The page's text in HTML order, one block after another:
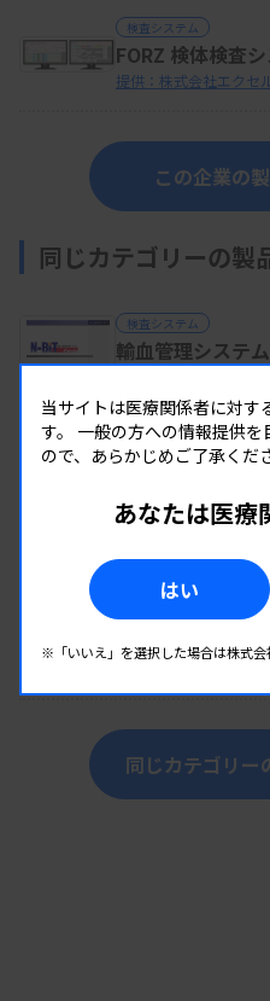
検査システム
FORZ 検体検査
提供：株式会社エクセ
この企業の
同じカテゴリーの製
検査システム
輸血管理システ
検査システム
バイオリンク５
提供：ノートウェア株
検査システム
POCT機器連携
同じカテゴリー
当サイトは医療関係者に対す
す。 一般の方への情報提供
ので、あらかじめご了承くだ
あなたは医療
はい
※「いいえ」を選択した場合は株式会